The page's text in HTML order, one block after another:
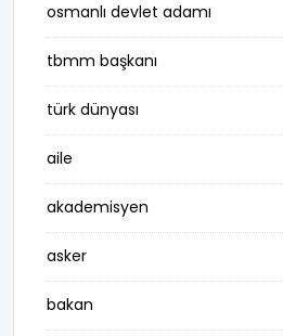
osmanlı devlet adamı
tbmm başkanı
türk dünyası
aile
akademisyen
asker
bakan